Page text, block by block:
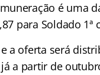
é uma
para Soldado 1ª
a oferta será
a partir de